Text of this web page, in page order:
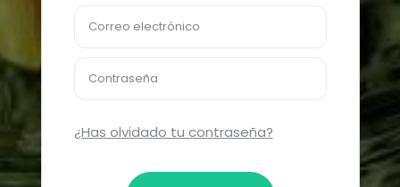
Correo electrónico
Contraseña
¿Has olvidado tu contraseña?